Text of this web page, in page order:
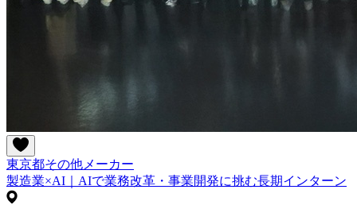
東京都その他 メーカー
製造業×AI｜AIで業務改革・事業開発に挑む長期インターン